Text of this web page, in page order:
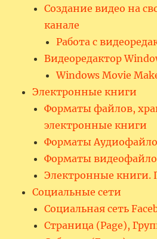
Создание видео на
канале
Работа с
Видеоредактор
Windows Movie
Электронные книги
Форматы файлов,
электронные книги
Форматы
Форматы
Электронные книги.
Социальные сети
Социальная сеть
Страница (Page),